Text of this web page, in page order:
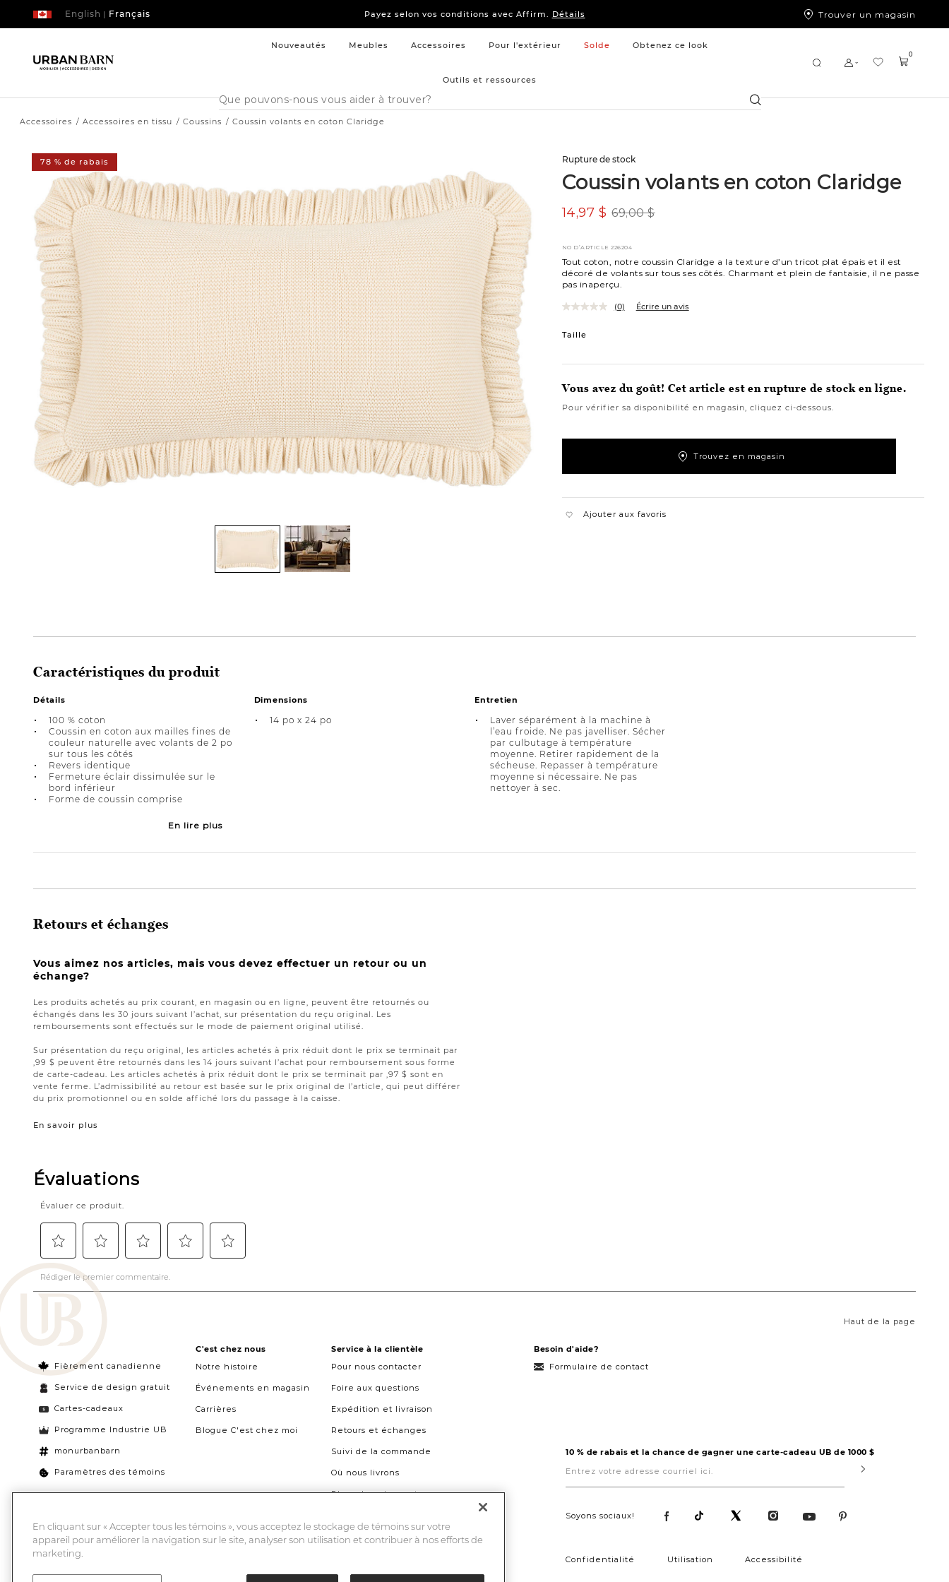
| Français
English
Payez selon vos conditions avec Affirm. Détails
15 % –Literieetmobilier de chambre à coucher
Payez selon vos conditions avec Affirm. Détails
Trouver un magasin
Nouveautés Meubles Accessoires Pour l'extérieur Solde Obtenez ce look
Outils et ressources
Cataloque
de
recherche
Chercher
0
Accessoires Accessoires en tissu Coussins Coussin volants en coton Claridge
78 % de rabais Rupture de stock
Coussin volants en coton Claridge
69,00 $
14,97 $
NO D’ARTICLE 226204
Tout coton, notre coussin Claridge a la texture d’un tricot plat épais et il est
décoré de volants sur tous ses côtés. Charmant et plein de fantaisie, il ne passe
pas inaperçu.
(0) Écrire un avis
Variations
Taille
Vous avez du goût! Cet article est en rupture de stock en ligne.
Pour vérifier sa disponibilité en magasin, cliquez ci-dessous.
Trouvez en magasin
Ajouter aux favoris
Caractéristiques du produit
Détails
100 % coton
Coussin en coton aux mailles fines de
couleur naturelle avec volants de 2 po
sur tous les côtés
Revers identique
Fermeture éclair dissimulée sur le
bord inférieur
Forme de coussin comprise
En lire plus
Dimensions
14 po x 24 po
Entretien
Laver séparément à la machine à
l’eau froide. Ne pas javelliser. Sécher
par culbutage à température
moyenne. Retirer rapidement de la
sécheuse. Repasser à température
moyenne si nécessaire. Ne pas
nettoyer à sec.
Retours et échanges
Vous aimez nos articles, mais vous devez effectuer un retour ou un
échange?
Les produits achetés au prix courant, en magasin ou en ligne, peuvent être retournés ou
échangés dans les 30 jours suivant l’achat, sur présentation du reçu original. Les
remboursements sont effectués sur le mode de paiement original utilisé.
Sur présentation du reçu original, les articles achetés à prix réduit dont le prix se terminait par
,99 $ peuvent être retournés dans les 14 jours suivant l’achat pour remboursement sous forme
de carte-cadeau. Les articles achetés à prix réduit dont le prix se terminait par ,97 $ sont en
vente ferme. L’admissibilité au retour est basée sur le prix original de l’article, qui peut différer
du prix promotionnel ou en solde affiché lors du passage à la caisse.
En savoir plus
Haut de la page
Fièrement canadienne
Service de design gratuit
Cartes-cadeaux
Programme Industrie UB
monurbanbarn
Paramètres des témoins
C'est chez nous
Notre histoire
Événements en magasin
Carrières
Blogue C'est chez moi
Service à la clientèle
Pour nous contacter
Foire aux questions
Expédition et livraison
Retours et échanges
Suivi de la commande
Où nous livrons
Plans de paiement
Besoin d'aide?
Formulaire de contact
10 % de rabais et la chance de gagner une carte-cadeau UB de 1000 $
votre
Submit
Soyons sociaux!
Confidentialité Utilisation Accessibilité
En cliquant sur « Accepter tous les témoins », vous acceptez le stockage de témoins sur votre
appareil pour améliorer la navigation sur le site, analyser son utilisation et contribuer à nos efforts de
marketing.